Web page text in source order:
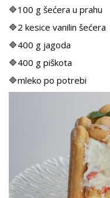
🔷100 g šećera u prahu
🔷2 kesice vanilin šećera
🔷400 g jagoda
🔷400 g piškota
🔷mleko po potrebi